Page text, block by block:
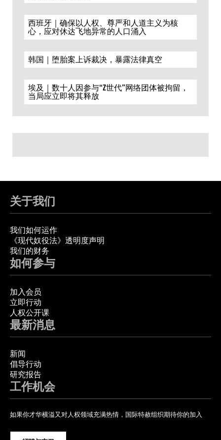
西班牙｜确保以人权、尊严和人道主义为核
心，应对休达飞地异常的人口涌入
韩国｜堕胎案上诉裁决，暴露法律真空
埃及｜数十人因参与“Z世代”网络团体被拘留，
当局应立即将其释放
关于我们
我们如何运作
《现代奴役法》透明度声明
我们的财务
如何参与
加入会员
立即行动
人权公开课
最新消息
新闻
倡导行动
研究报告
工作机会
如果你才华横溢又对人权领域充满热情，国际特赦组织期待你的加入